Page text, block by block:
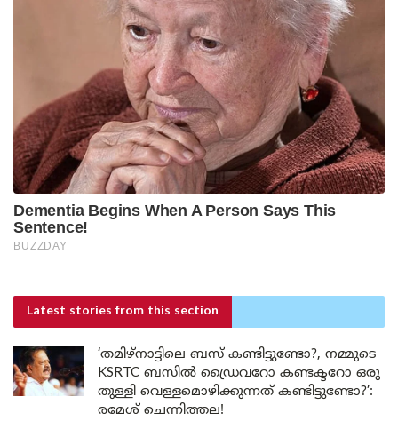
Latest stories from this section
‘തമിഴ്‌നാട്ടിലെ ബസ് കണ്ടിട്ടുണ്ടോ?, നമ്മുടെ
KSRTC ബസിൽ ഡ്രൈവറോ കണ്ടക്ടറോ ഒരു
തുള്ളി വെള്ളമൊഴിക്കുന്നത് കണ്ടിട്ടുണ്ടോ?’:
രമേശ് ചെന്നിത്തല!